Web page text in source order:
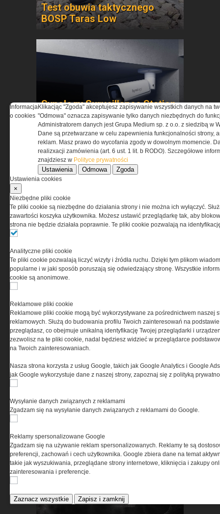
Test obuwia taktycznego
BOSP Taras Low
Synology Surveillance Station
w ochronie obiektów
strategicznych
Pasywna osłona antydronowa
w ochronie infrastruktury
ASTRIVA. Kiedy ochrona
balistyczna zaczyna się w
laboratorium
Security Expo 2026 – trzy dni
liderów branży
bezpieczeństwa
Informacja
o cookies
Klikacjąc "Zgoda" akceptujesz zapisywanie wszystkich danych na
"Odmowa" oznacza zapisywanie tylko danych niezbędnych do
Administratorem danych jest Grupa Medium sp. z o.o. z siedzibą w
Dane są przetwarzane w celu zapewnienia funkcjonalności strony,
reklam. Masz prawo do wycofania zgody w dowolnym momencie.
realizxacji zamówienia (art. 6 ust. 1 lit. b RODO). Szczegółowe
znajdziesz w Polityce prywatności
Ustawienia Odmowa Zgoda
Ustawienia cookies
×
Niezbędne pliki cookie
Te pliki cookie są niezbędne do działania strony i nie można ich wyłączyć.
zawartości koszyka użytkownika. Możesz ustawić przeglądarkę tak, aby
strona nie będzie działała poprawnie. Te pliki cookie pozwalają na
Analityczne pliki cookie
Te pliki cookie pozwalają liczyć wizyty i źródła ruchu. Dzięki tym plikom
popularne i w jaki sposób poruszają się odwiedzający stronę. Wszystkie
cookie są anonimowe.
Reklamowe pliki cookie
Reklamowe pliki cookie mogą być wykorzystywane za pośrednictwem naszej
reklamowych. Służą do budowania profilu Twoich zainteresowań na
przeglądasz, co obejmuje unikalną identyfikację Twojej przeglądarki i
zezwolisz na te pliki cookie, nadal będziesz widzieć w przeglądarce
na Twoich zainteresowaniach.
Nasza strona korzysta z usług Google, takich jak Google Analytics i Google
jak Google wykorzystuje dane z naszej strony, zapoznaj się z polityką
Wysyłanie danych związanych z reklamami
Zgadzam się na wysyłanie danych związanych z reklamami do Google.
Reklamy spersonalizowane Google
Zgadzam się na używanie reklam spersonalizowanych. Reklamy te są
preferencji, zachowań i cech użytkownika. Google zbiera dane na temat
takie jak wyszukiwania, przeglądane strony internetowe, kliknięcia i zakupy
zainteresowania i preferencje.
Zaznacz wszystkie Zapisz i zamknij